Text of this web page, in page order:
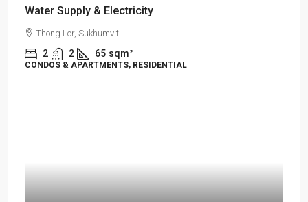
Water Supply & Electricity
Thong Lor, Sukhumvit
2 2 65 sqm²
CONDOS & APARTMENTS, RESIDENTIAL